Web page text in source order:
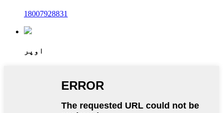
18007928831
اوپر